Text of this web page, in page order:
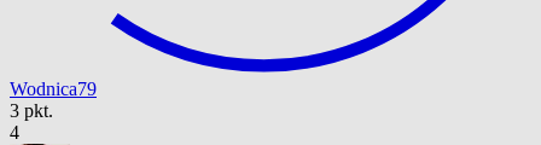
Wodnica79
3 pkt.
4